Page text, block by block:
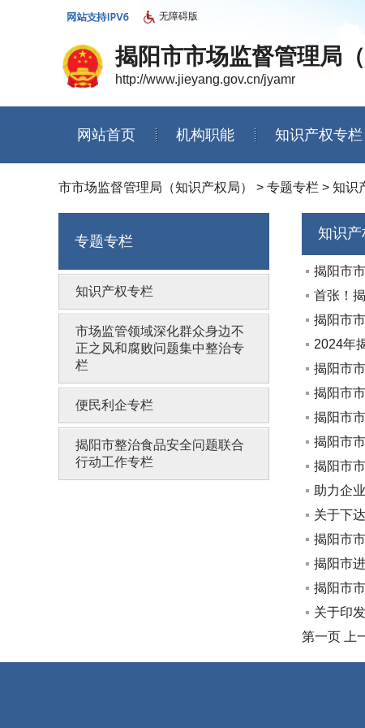
无障碍版
揭阳市市场监督管理局（
http://www.jieyang.gov.cn/jyamr
网站首页 机构职能 知识产权专栏
市市场监督管理局（知识产权局） > 专题专栏 > 知识
专题专栏
知识产权专栏
市场监管领域深化群众身边不
正之风和腐败问题集中整治专
栏
便民利企专栏
揭阳市整治食品安全问题联合
行动工作专栏
知识
揭阳市
首张！
揭阳市
2024年
揭阳市
揭阳市
揭阳市
揭阳市
揭阳市
助力企
关于下
揭阳市
揭阳市
揭阳市
关于印
第一页
上